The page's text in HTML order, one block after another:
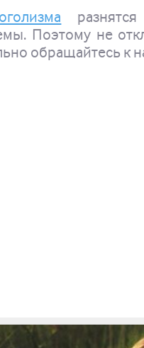
Поэтому не
обращайтесь к